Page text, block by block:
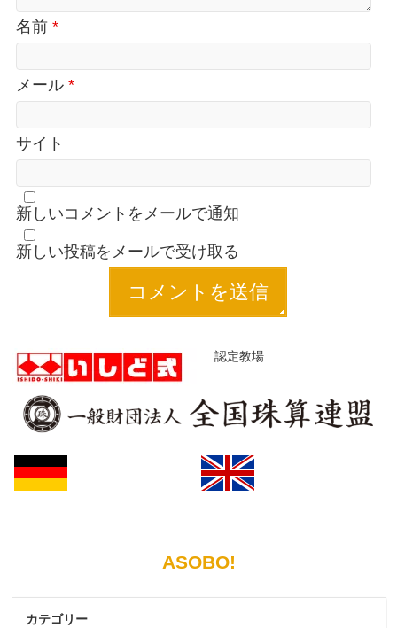
名前*
メール*
サイト
新しいコメントをメールで通知
新しい投稿をメールで受け取る
認定教場
ASOBO!
カテゴリー